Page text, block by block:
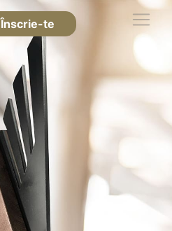
Înscrie-te